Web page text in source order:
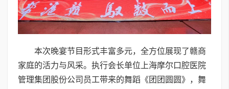
本次晚宴节目形式丰富多元，全方位展现了赣商
家庭的活力与风采。执行会长单位上海摩尔口腔医院
管理集团股份公司员工带来的舞蹈《团团圆圆》，舞